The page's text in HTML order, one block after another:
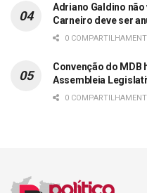
Adriano Galdino não
Carneiro deve ser
0
Convenção do MDB
Assembleia
0